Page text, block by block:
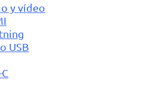
y vídeo
USB